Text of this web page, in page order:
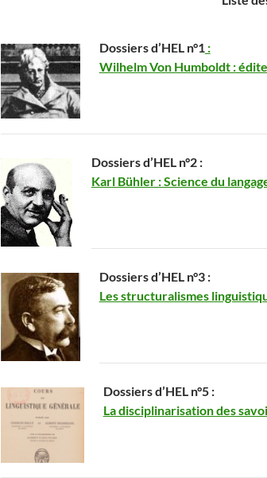
Dossiers d’HEL n°1:
Wilhelm Von Humboldt :
Dossiers d’HEL n°2 :
Karl Bühler : Science du
Dossiers d’HEL n°3 :
Les structuralismes
Dossiers d’HEL n°5 :
La disciplinarisation des